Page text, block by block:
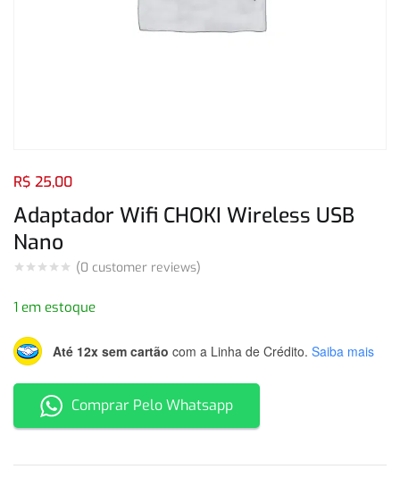
Adaptador Wifi CHOKI Wireless USB
Nano
(0 customer reviews)
R$ 25,00
1 em estoque
Até 12x sem cartão com a Linha de Crédito. Saiba mais
Comprar Pelo Whatsapp
Login comFacebook